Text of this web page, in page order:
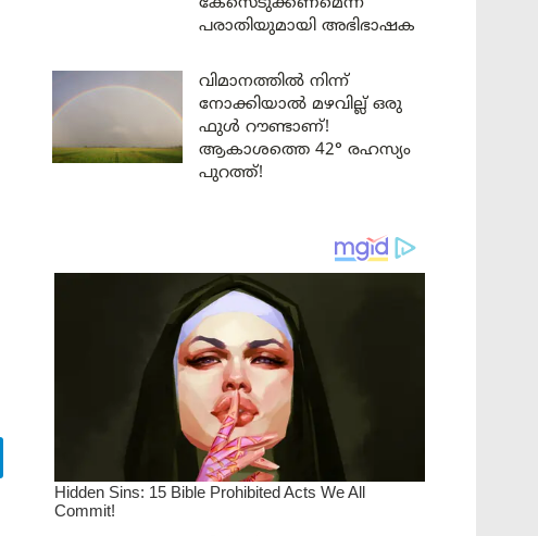
പരാതിയുമായി അഭിഭാഷക
വിമാനത്തിൽ നിന്ന്
നോക്കിയാൽ മഴവില്ല് ഒരു
ഫുൾ റൗണ്ടാണ്!
ആകാശത്തെ 42° രഹസ്യം
പുറത്ത്!